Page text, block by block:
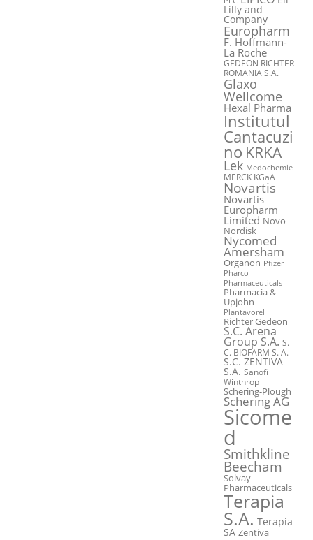
Lilly and
Company
Europharm
F. Hoffmann-
La Roche
GEDEON RICHTER
ROMANIA S.A.
Glaxo
Wellcome
Hexal Pharma
Institutul
Cantacuzi
no KRKA
Lek Medochemie
MERCK KGaA
Novartis
Novartis
Europharm
Limited Novo
Nordisk
Nycomed
Amersham
Organon Pfizer
Pharco
Pharmaceuticals
Pharmacia &
Upjohn
Plantavorel
Richter Gedeon
S.C. Arena
Group S.A. S.
C. BIOFARM S. A.
S.C. ZENTIVA
S.A. Sanofi
Winthrop
Schering-Plough
Schering AG
Sicome
d
Smithkline
Beecham
Solvay
Pharmaceuticals
Terapia
S.A. Terapia
SA Zentiva